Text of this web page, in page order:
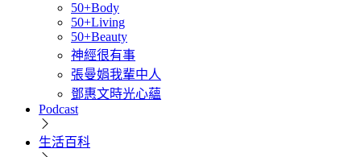
50+Body
50+Living
50+Beauty
神經很有事
張曼娟我輩中人
鄧惠文時光心蘊
Podcast
生活百科